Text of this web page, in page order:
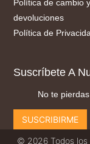
Política de cambio y
devoluciones
Política de
Suscríbete A
No te
SUSCRIBIRME
© 2026 Todos los